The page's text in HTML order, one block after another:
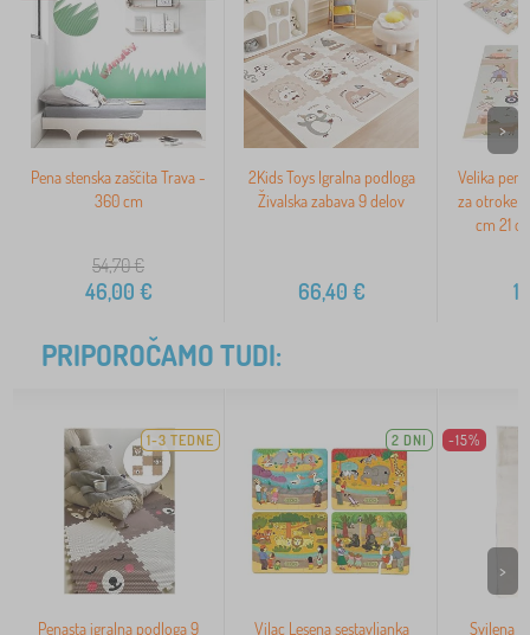
Pena stenska zaščita Trava -
360 cm
54,70€
46,00 €
2Kids Toys Igralna podloga
Živalska zabava 9 delov
66,40 €
Velika
za otroke
cm 21
>
PRIPOROČAMO TUDI:
1-3 TEDNE
Penasta igralna podloga 9
2 DNI
Vilac Lesena sestavljanka
-15%
Svilena
>